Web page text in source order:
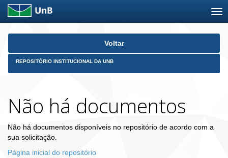
Skip
Voltar
REPOSITÓRIO INSTITUCIONAL DA UNB
Não há documentos
Não há documentos disponíveis no repositório de acordo com a
sua solicitação.
Página inicial do repositório